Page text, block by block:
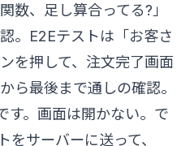
数、足し算合ってる?」
。E2Eテストは「お客さ
を押して、注文完了画面
ら最後まで通しの確認。
す。画面は開かない。で
サーバーに送って、